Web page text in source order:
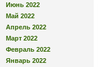
Июнь 2022
Май 2022
Апрель 2022
Март 2022
Февраль 2022
Январь 2022